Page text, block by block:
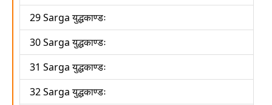
29 Sarga युद्धकाण्डः
30 Sarga युद्धकाण्डः
31 Sarga युद्धकाण्डः
32 Sarga युद्धकाण्डः